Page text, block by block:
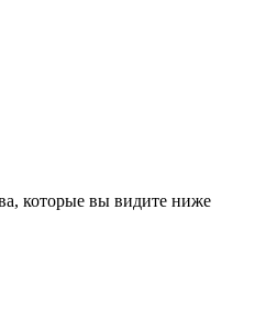
которые вы видите ниже